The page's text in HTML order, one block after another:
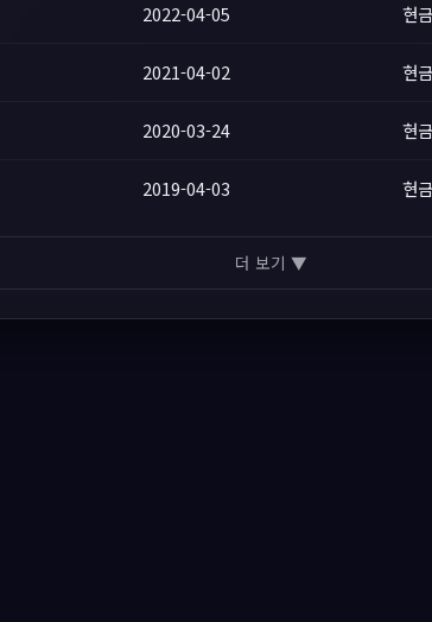
2022-04-05 현
2021-04-02 현
2020-03-24 현
2019-04-03 현
더 보기 ▼